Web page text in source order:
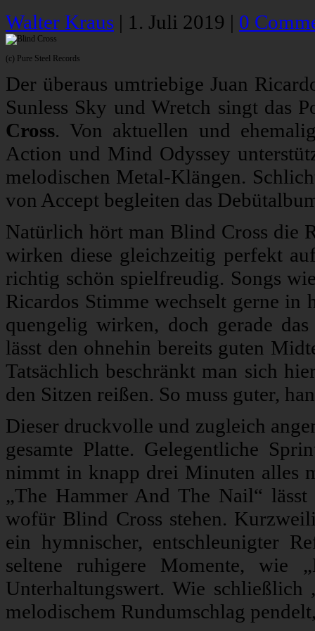
Walter Kraus | 1. Juli 2019 | 0
(c) Pure Steel Records
Der überaus umtriebige Juan
Sunless Sky und Wretch singt das
Cross. Von aktuellen und
Action und Mind Odyssey
melodischen Metal-Klängen.
von Accept begleiten das
Natürlich hört man Blind Cross die
wirken diese gleichzeitig perfekt
richtig schön spielfreudig. Songs
Ricardos Stimme wechselt gerne in
quengelig wirken, doch gerade
lässt den ohnehin bereits guten
Tatsächlich beschränkt man sich
den Sitzen reißen. So muss guter,
Dieser druckvolle und zugleich
gesamte Platte. Gelegentliche
nimmt in knapp drei Minuten alles
„The Hammer And The Nail“
wofür Blind Cross stehen.
ein hymnischer, entschleunigter
seltene ruhigere Momente, wie
Unterhaltungswert. Wie
melodischem Rundumschlag